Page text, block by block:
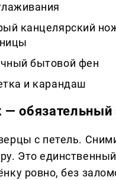
канцелярский
бытовой фен
и карандаш
обязательный
с петель.
Это
ровно, без